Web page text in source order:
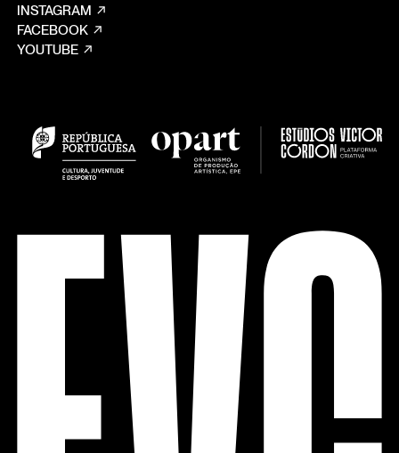
INSTAGRAM
FACEBOOK
YOUTUBE